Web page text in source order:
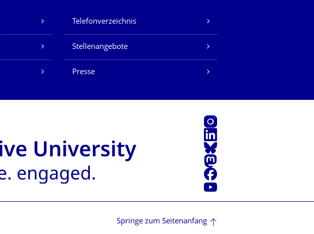
Telefonverzeichnis
Stellenangebote
Presse
Instagram
LinkedIn
Bluesky
Mastodon
Facebook
Youtube
Springe zum Seitenanfang